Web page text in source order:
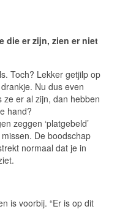
die er zijn, zien er niet
Toch? Lekker getjilp op
Nu dus even
ze er al zijn, dan hebben
hand?
zeggen ‘platgebeld’
De boodschap
normaal dat je in
is voorbij. “Er is op dit